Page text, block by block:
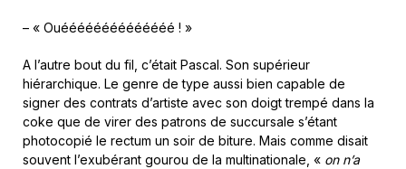
– « Ouéééééééééééééé ! »
A l’autre bout du fil, c’était Pascal. Son supérieur
hiérarchique. Le genre de type aussi bien capable de
signer des contrats d’artiste avec son doigt trempé dans la
coke que de virer des patrons de succursale s’étant
photocopié le rectum un soir de biture. Mais comme disait
souvent l’exubérant gourou de la multinationale, « on n’a